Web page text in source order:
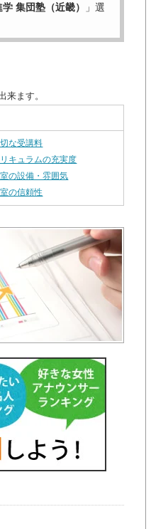
集団塾（近畿）
」選
ます。
な受講料
キュラムの充実度
の設備・雰囲気
の信頼性